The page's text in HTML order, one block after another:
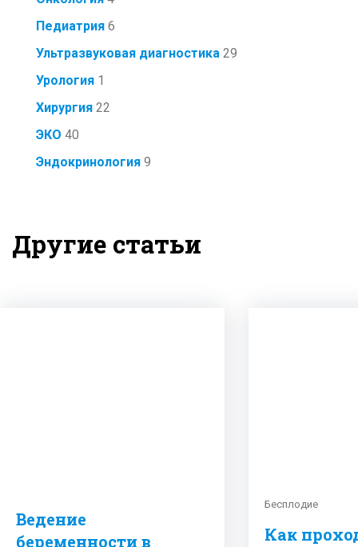
Педиатрия 6
Ультразвуковая диагностика 29
Урология 1
Хирургия 22
ЭКО 40
Эндокринология 9
Другие статьи
Ведение
беременности в
Бесплодие
Как